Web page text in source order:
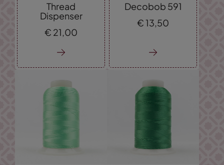
Thread
Dispenser
€ 21,00
Decobob 591
€13,50